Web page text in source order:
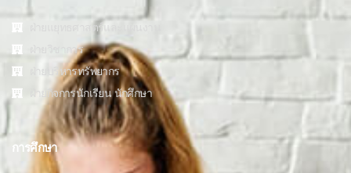
ฝ่ายแยุทธศาสตร์และแผนงาน
ฝ่ายวิชาการ
ฝ่ายบริหารทรัพยากร
ฝ่ายกิจการนักเรียน นักศึกษา
การศึกษา